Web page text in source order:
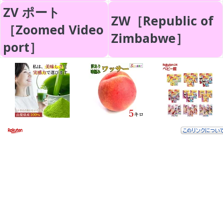
ZV ポート
［Zoomed Video
port］
ZW［Republic of
Zimbabwe］